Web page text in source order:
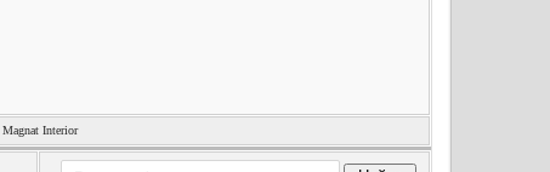
Interior